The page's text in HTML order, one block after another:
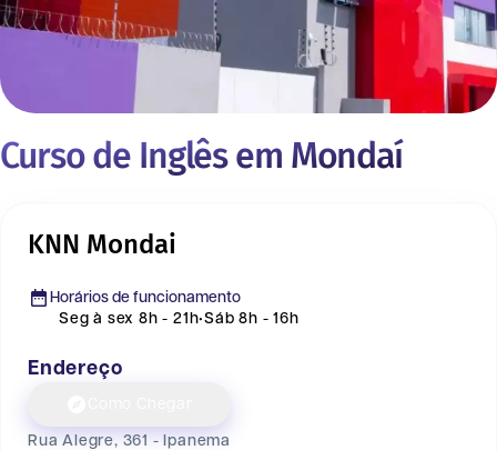
Curso de Inglês em Mondaí
KNN Mondai
Horários de funcionamento
Seg à sex 8h - 21h•Sáb 8h - 16h
Endereço
Rua Alegre, 361 - Ipanema